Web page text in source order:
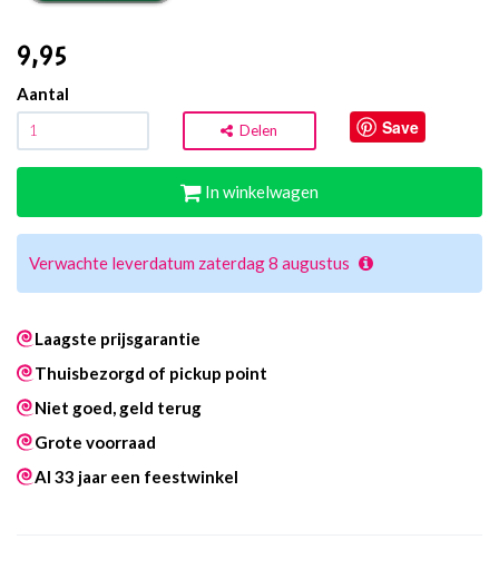
9,95
Aantal
Delen Save
In winkelwagen
Verwachte leverdatum zaterdag 8 augustus
Laagste prijsgarantie
Thuisbezorgd of pickup point
Niet goed, geld terug
Grote voorraad
Al 33 jaar een feestwinkel